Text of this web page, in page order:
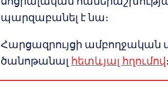
պարզաբանել է նա։
Հարցազրույցի ամբողջական
ծանոթանալ հետևյալ հղումով։